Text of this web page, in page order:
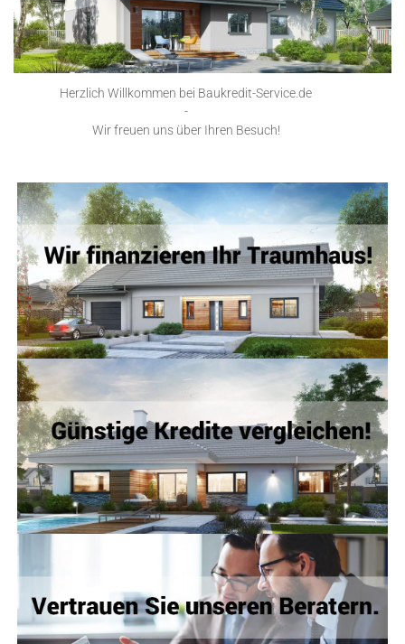
Herzlich Willkommen bei Baukredit-Service.de
-
Wir freuen uns über Ihren Besuch!